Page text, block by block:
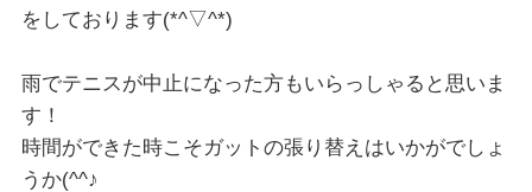
をしております(*^▽^*)
雨でテニスが中止になった方もいらっしゃると思いま
す！
時間ができた時こそガットの張り替えはいかがでしょ
うか(^^♪